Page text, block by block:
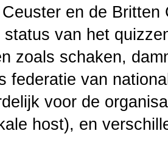
en de
status van het
zoals schaken,
federatie van
voor de
host), en